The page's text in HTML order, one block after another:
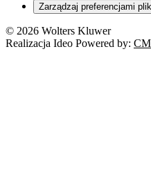
Zarządzaj preferencjami
© 2026 Wolters Kluwer
Realizacja Ideo Powered by: